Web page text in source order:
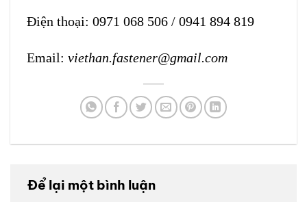
Điện thoại: 0971 068 506 / 0941 894 819
Email: viethan.fastener@gmail.com
Để lại một bình luận